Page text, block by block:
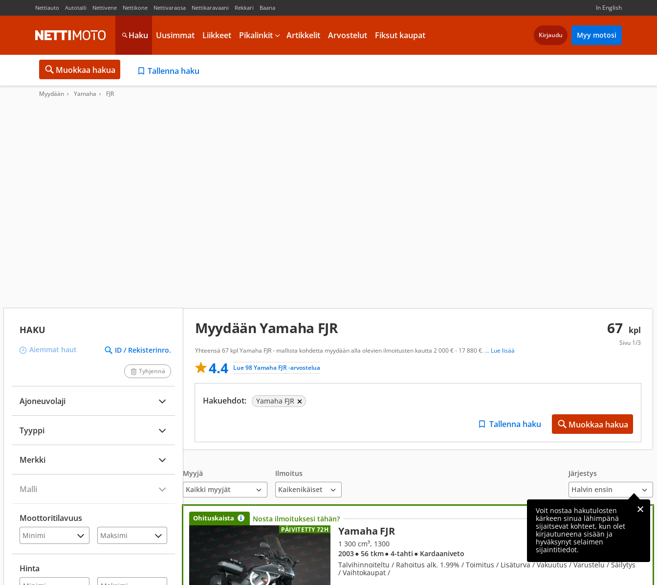
Nettiauto Autotalli Nettivene Nettikone Nettivaraosa Nettikaravaani Rekkari Baana In English
Haku Uusimmat Liikkeet Pikalinkit Artikkelit Arvostelut Fiksut kaupat Kirjaudu Myy motosi
Muokkaa hakua Tallenna haku
Myydään Yamaha FJR
HAKU
Aiemmat haut ID / Rekisterinro.
Tyhjennä
Ajoneuvolaji
Tyyppi
Merkki
Malli
Moottoritilavuus
Hinta
67 kpl
Sivu 1/3
Myydään Yamaha FJR
Yhteensä 67 kpl Yamaha FJR - mallista kohdetta myydään alla olevien ilmoitusten kautta 2 000 € - 17 880 €. ... Lue lisää
4.4 Lue 98 Yamaha FJR -arvostelua
Hakuehdot: Yamaha FJR
Tallenna haku Muokkaa hakua
Myyjä
Kaikki myyjät
Ilmoitus Järjestys
Voit nostaa hakutulosten
kärkeen sinua lähimpänä
sijaitsevat kohteet, kun olet
kirjautuneena sisään ja
hyväksynyt selaimen
sijaintitiedot.
Ohituskaista Nosta ilmoituksesi tähän?
PÄIVITETTY 72H Yamaha FJR 4 980 €
1 300 cm³, 1300
2003● 56 tkm● 4-tahti ● Kardaaniveto
Talvihinnoiteltu / Rahoitus alk. 1.99% / Toimitus / Lisäturva / Vakuutus / Varustelu / Säilytys
/ Vaihtokaupat /